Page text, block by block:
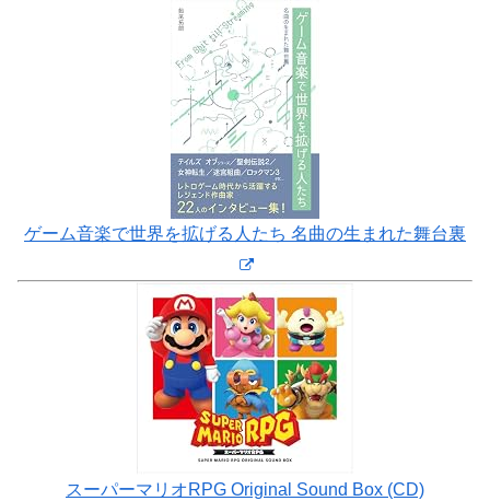
ゲーム音楽で世界を拡げる人たち 名曲の生まれた舞台裏
スーパーマリオRPG Original Sound Box (CD)